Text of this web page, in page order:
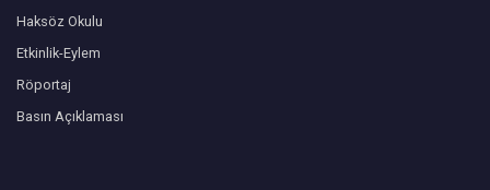
Haksöz Okulu
Etkinlik-Eylem
Röportaj
Basın Açıklaması